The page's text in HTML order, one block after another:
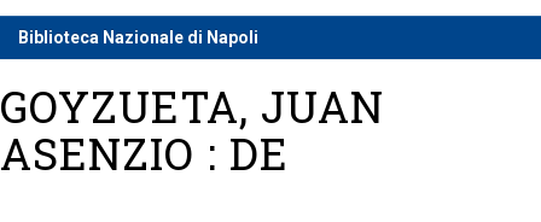
Biblioteca Nazionale di Napoli
GOYZUETA, JUAN
ASENZIO : DE